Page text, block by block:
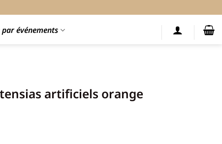
par événements
artificiels orange